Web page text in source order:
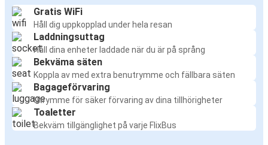
Gratis WiFi
Håll dig uppkopplad under hela resan
Laddningsuttag
Håll dina enheter laddade när du är på språng
Bekväma säten
Koppla av med extra benutrymme och fällbara säten
Bagageförvaring
Utrymme för säker förvaring av dina tillhörigheter
Toaletter
Bekväm tillgänglighet på varje FlixBus